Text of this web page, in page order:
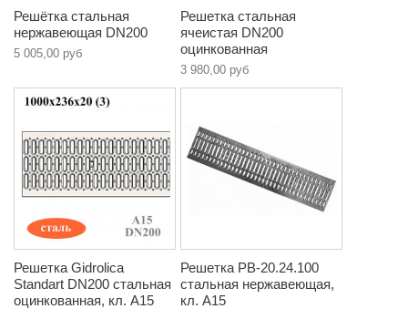
Решётка стальная
нержавеющая DN200
5 005,00 руб
Решетка стальная
ячеистая DN200
оцинкованная
3 980,00 руб
Решетка Gidrolica
Standart DN200 стальная
оцинкованная, кл. A15
Решетка РВ-20.24.100
стальная нержавеющая,
кл. A15